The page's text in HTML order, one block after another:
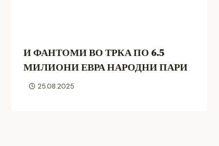
И ФАНТОМИ ВО ТРКА ПО 6.5
МИЛИОНИ ЕВРА НАРОДНИ ПАРИ
25.08.2025